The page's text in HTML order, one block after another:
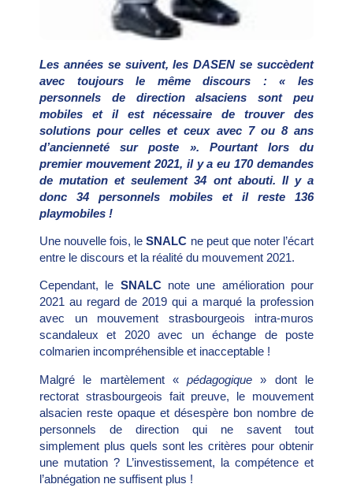
Les années se suivent, les DASEN se succèdent
avec toujours le même discours : « les
personnels de direction alsaciens sont peu
mobiles et il est nécessaire de trouver des
solutions pour celles et ceux avec 7 ou 8 ans
d’ancienneté sur poste ». Pourtant lors du
premier mouvement 2021, il y a eu 170 demandes
de mutation et seulement 34 ont abouti. Il y a
donc 34 personnels mobiles et il reste 136
playmobiles !
Une nouvelle fois, leSNALC ne peut que noter l’écart
entre le discours et la réalité du mouvement 2021.
Cependant, le SNALC note une amélioration pour
2021 au regard de 2019 qui a marqué la profession
avec un mouvement strasbourgeois intra-muros
scandaleux et 2020 avec un échange de poste
colmarien incompréhensible et inacceptable !
Malgré le martèlement «pédagogique» dont le
rectorat strasbourgeois fait preuve, le mouvement
alsacien reste opaque et désespère bon nombre de
personnels de direction qui ne savent tout
simplement plus quels sont les critères pour obtenir
une mutation ? L’investissement, la compétence et
l’abnégation ne suffisent plus !